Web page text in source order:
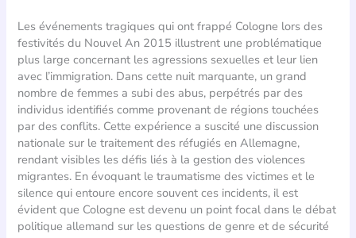
Les événements tragiques qui ont frappé Cologne lors des
festivités du Nouvel An 2015 illustrent une problématique
plus large concernant les agressions sexuelles et leur lien
avec l’immigration. Dans cette nuit marquante, un grand
nombre de femmes a subi des abus, perpétrés par des
individus identifiés comme provenant de régions touchées
par des conflits. Cette expérience a suscité une discussion
nationale sur le traitement des réfugiés en Allemagne,
rendant visibles les défis liés à la gestion des violences
migrantes. En évoquant le traumatisme des victimes et le
silence qui entoure encore souvent ces incidents, il est
évident que Cologne est devenu un point focal dans le débat
politique allemand sur les questions de genre et de sécurité